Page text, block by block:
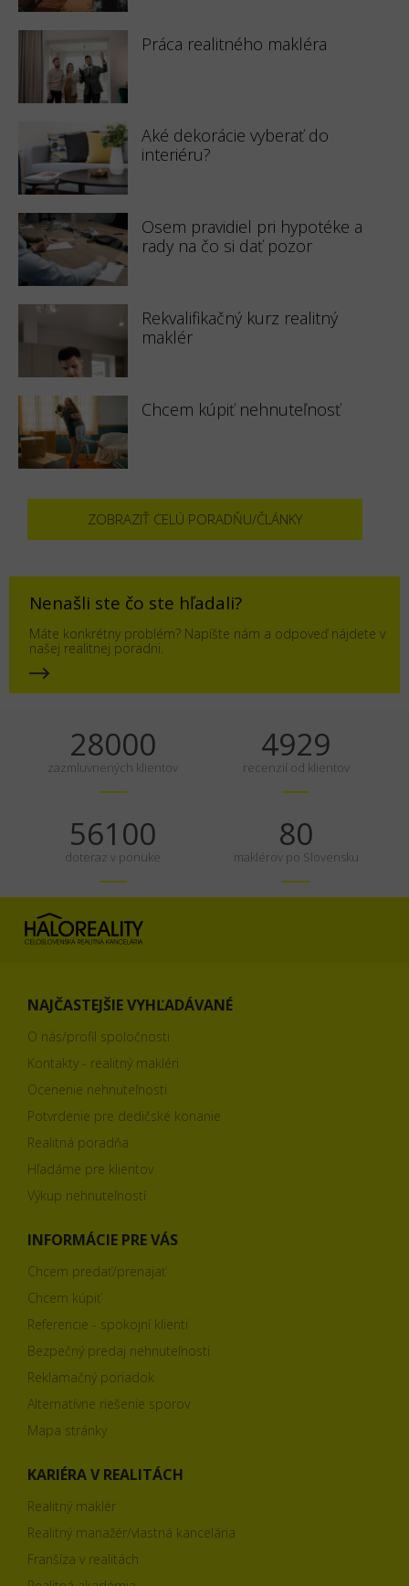
Práca realitného makléra
Aké dekorácie vyberať do
interiéru?
Osem pravidiel pri hypotéke a
rady na čo si dať pozor
Rekvalifikačný kurz realitný
maklér
Chcem kúpiť nehnuteľnosť
ZOBRAZIŤ CELÚ PORADŇU/ČLÁNKY
Nenašli ste čo ste hľadali?
Máte konkrétny problém? Napíšte nám a odpoveď nájdete v
našej realitnej poradni.
35000
zazmluvnených klientov
6161
recenzií od klientov
70125
doteraz v ponuke
100
maklérov po Slovensku
NAJČASTEJŠIE VYHĽADÁVANÉ
O nás/profil spoločnosti
Kontakty - realitný makléri
Ocenenie nehnuteľnosti
Potvrdenie pre dedičské konanie
Realitná poradňa
Hľadáme pre klientov
Výkup nehnuteľností
INFORMÁCIE PRE VÁS
Chcem predať/prenajať
Chcem kúpiť
Referencie - spokojní klienti
Bezpečný predaj nehnuteľnosti
Reklamačný poriadok
Alternatívne riešenie sporov
Mapa stránky
KARIÉRA V REALITÁCH
Realitný maklér
Realitný manažér/vlastná kancelária
Franšíza v realitách